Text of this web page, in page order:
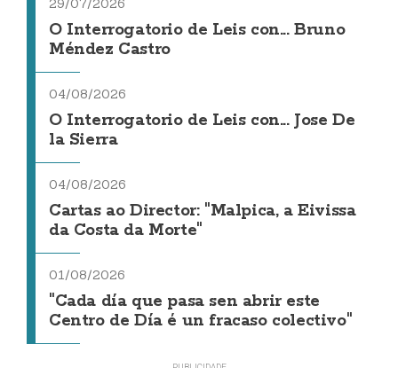
29/07/2026
O Interrogatorio de Leis con... Bruno
Méndez Castro
04/08/2026
O Interrogatorio de Leis con... Jose De
la Sierra
04/08/2026
Cartas ao Director: "Malpica, a Eivissa
da Costa da Morte"
01/08/2026
"Cada día que pasa sen abrir este
Centro de Día é un fracaso colectivo"